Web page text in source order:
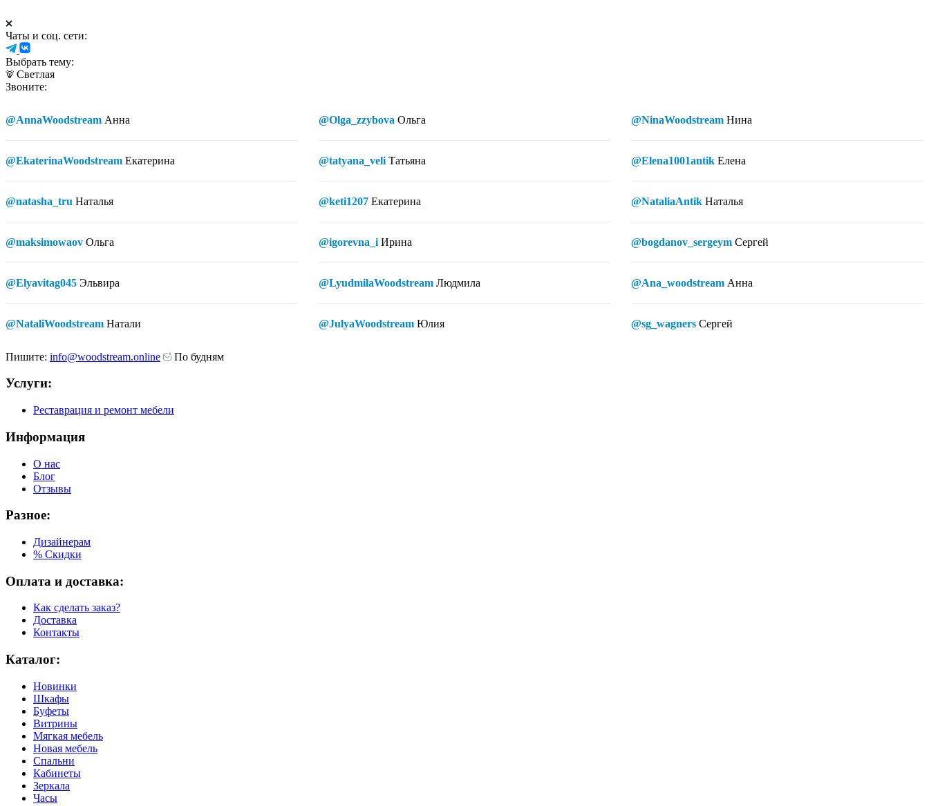
Чаты и соц. сети:
Выбрать тему:
Светлая
Звоните:
@AnnaWoodstream Анна
@EkaterinaWoodstream Екатерина
@natasha_tru Наталья
@maksimowaov Ольга
@Elyavitag045 Эльвира
@NataliWoodstream Натали
@Olga_zzybova Ольга
@tatyana_veli Татьяна
@keti1207 Екатерина
@igorevna_i Ирина
@LyudmilaWoodstream Людмила
@JulyaWoodstream Юлия
@NinaWoodstream Нина
@Elena1001antik Елена
@NataliaAntik Наталья
@bogdanov_sergeym Сергей
@Ana_woodstream Анна
@sg_wagners Сергей
Пишите: info@woodstream.online По будням
Услуги:
Реставрация и ремонт мебели
Информация
О нас
Блог
Отзывы
Разное:
Дизайнерам
% Скидки
Оплата и доставка:
Как сделать заказ?
Доставка
Контакты
Каталог:
Новинки
Шкафы
Буфеты
Витрины
Мягкая мебель
Новая мебель
Спальни
Кабинеты
Зеркала
Часы